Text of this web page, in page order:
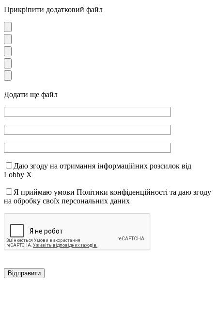
Прикріпити додатковий файл
Додати ще файл
Даю згоду на отримання інформаційних розсилок від
Lobby X
Я приймаю умови Політики конфіденційності та даю згоду
на обробку своїх персональних даних